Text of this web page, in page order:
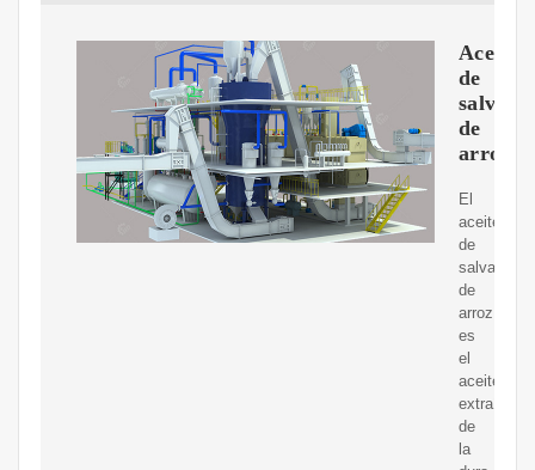
Aceite
de
salvado
de
arroz
El
aceite
de
salvado
de
arroz
es
el
aceite
extraído
de
la